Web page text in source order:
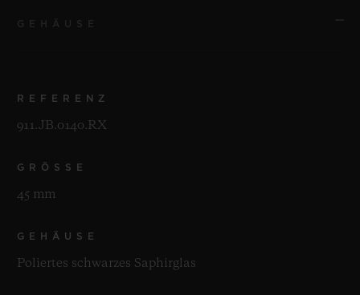
REFERENZ
911.JB.0140.RX
GRÖSSE
45 mm
GEHÄUSE
Poliertes schwarzes Saphirglas